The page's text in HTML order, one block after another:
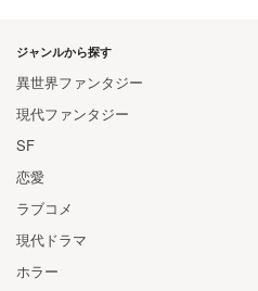
ジャンルから探す
異世界ファンタジー
現代ファンタジー
SF
恋愛
ラブコメ
現代ドラマ
ホラー